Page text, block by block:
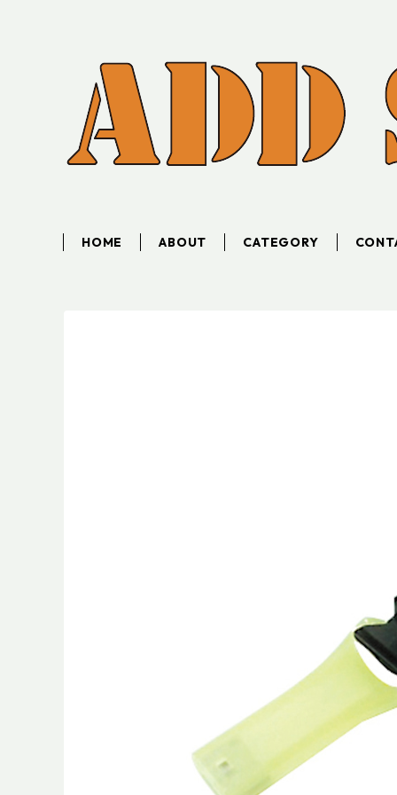
HOME ABOUT CATEGORY